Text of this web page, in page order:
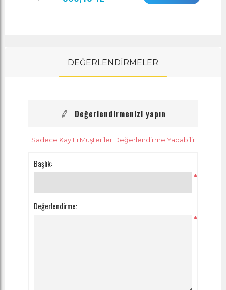
DEĞERLENDİRMELER
Değerlendirmenizi yapın
Sadece Kayıtlı Müşteriler Değerlendirme Yapabilir
Başlık:
*
Değerlendirme:
*